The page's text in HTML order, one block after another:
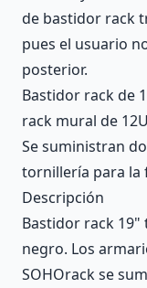
de bastidor rack
pues el usuario
posterior.
Bastidor rack de
rack mural de
Se suministran
tornillería para la
Descripción
Bastidor rack
negro. Los
SOHOrack se